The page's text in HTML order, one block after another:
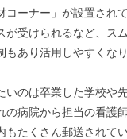
コーナー」が設置され
が受けられるなど、ス
あり活用しやすくなり
いのは卒業した学校や
の病院から担当の看護
もたくさん郵送されて